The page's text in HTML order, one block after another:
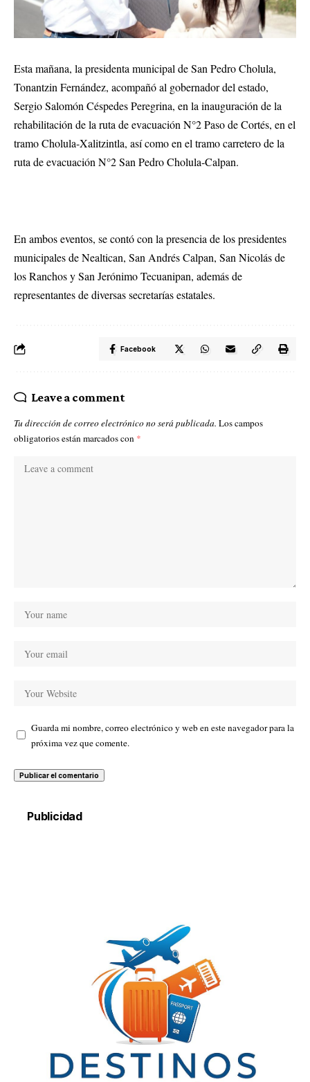
Esta mañana, la presidenta municipal de San Pedro Cholula,
Tonantzin Fernández, acompañó al gobernador del estado,
Sergio Salomón Céspedes Peregrina, en la inauguración de la
rehabilitación de la ruta de evacuación N°2 Paso de Cortés, en el
tramo Cholula-Xalitzintla, así como en el tramo carretero de la
ruta de evacuación N°2 San Pedro Cholula-Calpan.
En ambos eventos, se contó con la presencia de los presidentes
municipales de Nealtican, San Andrés Calpan, San Nicolás de
los Ranchos y San Jerónimo Tecuanipan, además de
representantes de diversas secretarías estatales.
Facebook
Leave a comment
Tu dirección de correo electrónico no será publicada. Los campos
obligatorios están marcados con *
Guarda mi nombre, correo electrónico y web en este navegador para la
próxima vez que comente.
Publicidad